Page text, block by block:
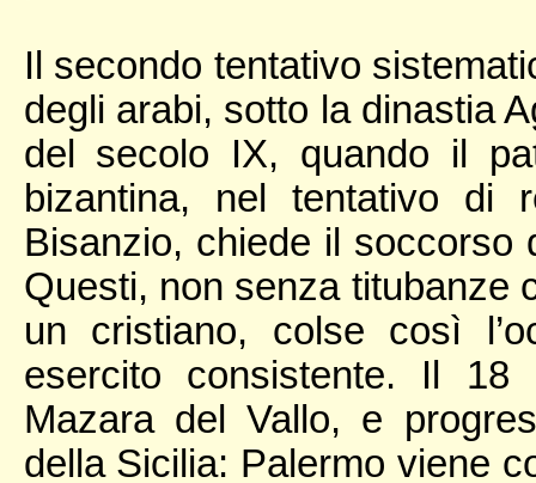
Il secondo tentativo
degli arabi, sotto la dinastia
del secolo IX, quando il
bizantina, nel tentativo di
Bisanzio, chiede il soccorso
Questi, non senza titubanze
un cristiano, colse così
esercito consistente. Il
Mazara del Vallo, e
della Sicilia: Palermo viene